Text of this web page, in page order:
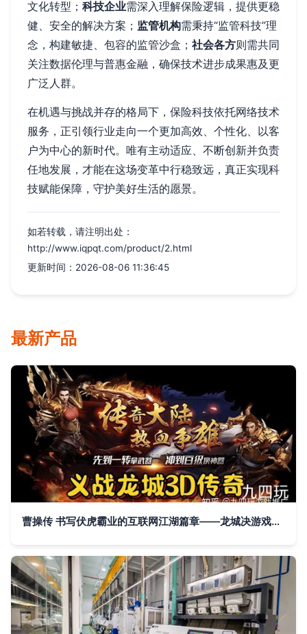
文化转型； 科技企业需深入理解保险逻辑，提供更稳
健、安全的解决方案； 监管机构需秉持“监管科技”理
念，构建敏捷、包容的监管沙盒； 社会各方则需共同
关注数据伦理与普惠金融，确保技术进步成果惠及更
广泛人群。
在机遇与挑战并存的格局下，保险科技依托网络技术
服务，正引领行业走向一个更加高效、个性化、以客
户为中心的新时代。唯有主动适应、不断创新并负责
任地发展，才能在这场变革中行稳致远，真正实现科
技赋能保障，守护美好生活的愿景。
如若转载，请注明出处：
http://www.iqpqt.com/product/2.html
更新时间：2026-08-06 11:36:45
最新产品
曹操传 书写伏虎霸业的互联网江湖篇章——龙城决游戏特色解析与平衡哲思